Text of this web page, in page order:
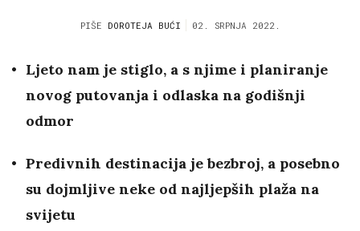
PIŠE DOROTEJA BUĆI 02. SRPNJA 2022.
Ljeto nam je stiglo, a s njime i planiranje
novog putovanja i odlaska na godišnji
odmor
Predivnih destinacija je bezbroj, a posebno
su dojmljive neke od najljepših plaža na
svijetu